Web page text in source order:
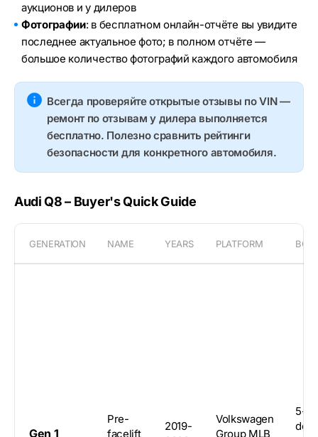
аукционов и у дилеров
Фотографии: в бесплатном онлайн-отчёте вы увидите
последнее актуальное фото; в полном отчёте —
большое количество фотографий каждого автомобиля
Всегда проверяйте открытые отзывы по VIN —
ремонт по отзывам у дилера выполняется
бесплатно. Полезно сравнить рейтинги
безопасности для конкретного автомобиля.
Audi Q8 – Buyer's Quick Guide
GENERATION NAME YEARS PLATFORM
Gen 1
Pre-
facelift
2019-
Volkswagen
Group MLB
5-
door